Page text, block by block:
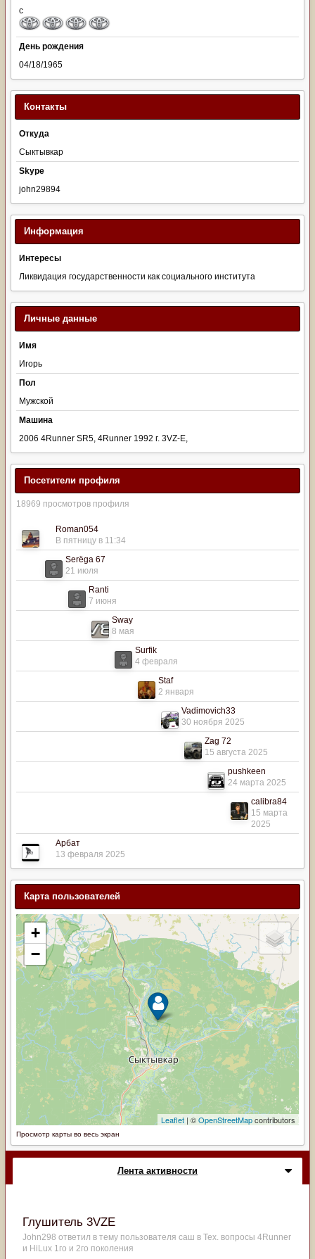
с
День рождения
04/18/1965
Контакты
Откуда
Сыктывкар
Skype
john29894
Информация
Интересы
Ликвидация государственности как социального института
Личные данные
Имя
Игорь
Пол
Мужской
Машина
2006 4Runner SR5, 4Runner 1992 г. 3VZ-E,
Посетители профиля
18969 просмотров профиля
Roman054
В пятницу в 11:34
Serёga 67
21 июля
Ranti
7 июня
Sway
8 мая
Surfik
4 февраля
Staf
2 января
Vadimovich33
30 ноября 2025
Zag 72
15 августа 2025
pushkeen
24 марта 2025
calibra84
15 марта
2025
Арбат
13 февраля 2025
Карта пользователей
Просмотр карты во весь экран
Лента активности
Глушитель 3VZE
John298 ответил в тему пользователя саш в Тех. вопросы 4Runner
и HiLux 1го и 2го поколения